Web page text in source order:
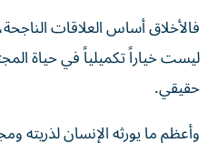
فالأخلاق أساس العلاقات
ليست خياراً تكميلياً في حياة
حقيقي.
وأعظم ما يورثه الإنسان لذريته